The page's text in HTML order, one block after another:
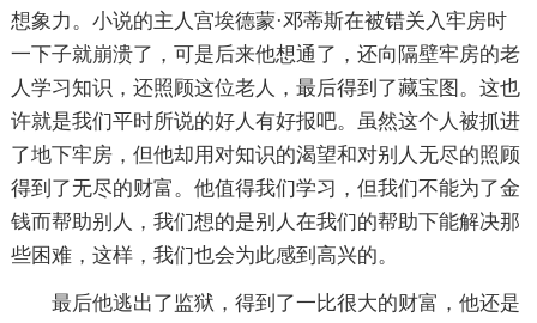
想象力。小说的主人宫埃德蒙·邓蒂斯在被错关入牢房时
一下子就崩溃了，可是后来他想通了，还向隔壁牢房的老
人学习知识，还照顾这位老人，最后得到了藏宝图。这也
许就是我们平时所说的好人有好报吧。虽然这个人被抓进
了地下牢房，但他却用对知识的渴望和对别人无尽的照顾
得到了无尽的财富。他值得我们学习，但我们不能为了金
钱而帮助别人，我们想的是别人在我们的帮助下能解决那
些困难，这样，我们也会为此感到高兴的。
最后他逃出了监狱，得到了一比很大的财富，他还是